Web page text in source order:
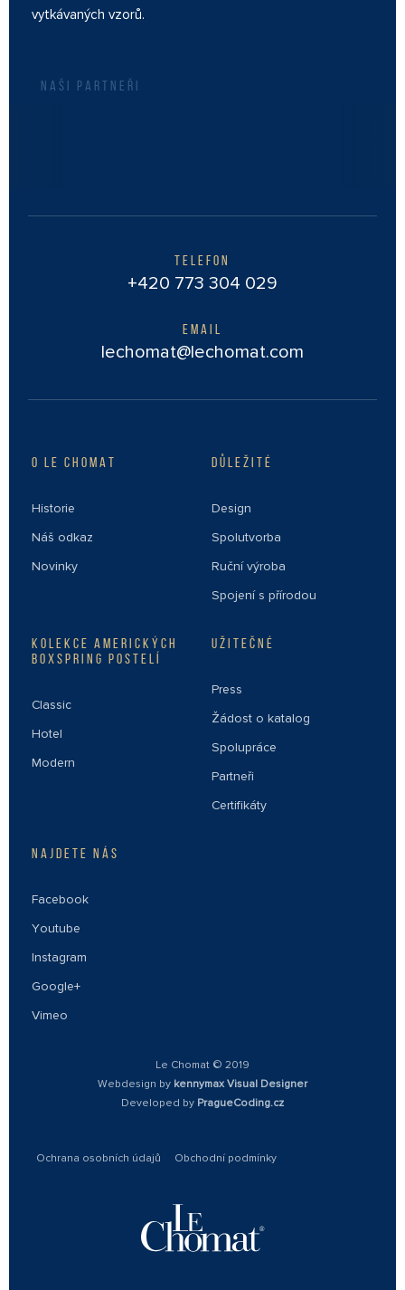
vytkávaných vzorů.
NAŠI PARTNEŘI
TELEFON
+420 773 304 029
EMAIL
lechomat@lechomat.com
O LE CHOMAT
Historie
Náš odkaz
Novinky
DŮLEŽITÉ
Design
Spolutvorba
Ruční výroba
Spojení s přírodou
KOLEKCE AMERICKÝCH
BOXSPRING POSTELÍ
Classic
Hotel
Modern
UŽITEČNÉ
Press
Žádost o katalog
Spolupráce
Partneři
Certifikáty
NAJDETE NÁS
Facebook
Youtube
Instagram
Google+
Vimeo
Le Chomat © 2019
Webdesign by kennymax Visual Designer
Developed by PragueCoding.cz
Ochrana osobních údajů Obchodní podmínky